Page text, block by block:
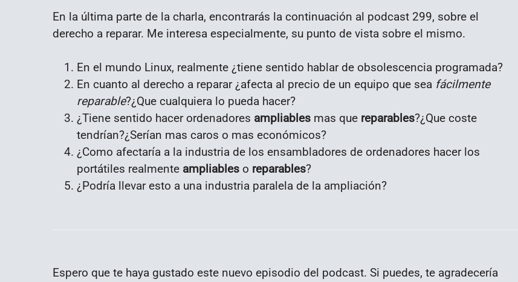
En la última parte de la charla, encontrarás la continuación al podcast 299, sobre el
derecho a reparar. Me interesa especialmente, su punto de vista sobre el mismo.
En el mundo Linux, realmente ¿tiene sentido hablar de obsolescencia programada?
En cuanto al derecho a reparar ¿afecta al precio de un equipo que sea fácilmente
reparable?¿Que cualquiera lo pueda hacer?
¿Tiene sentido hacer ordenadores ampliables mas que reparables?¿Que coste
tendrían?¿Serían mas caros o mas económicos?
¿Como afectaría a la industria de los ensambladores de ordenadores hacer los
portátiles realmente ampliables o reparables?
¿Podría llevar esto a una industria paralela de la ampliación?
Espero que te haya gustado este nuevo episodio del podcast. Si puedes, te agradecería